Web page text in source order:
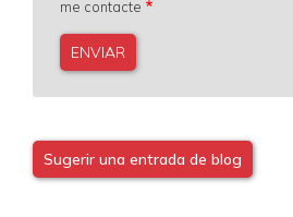
me contacte
Sugerir una entrada de blog